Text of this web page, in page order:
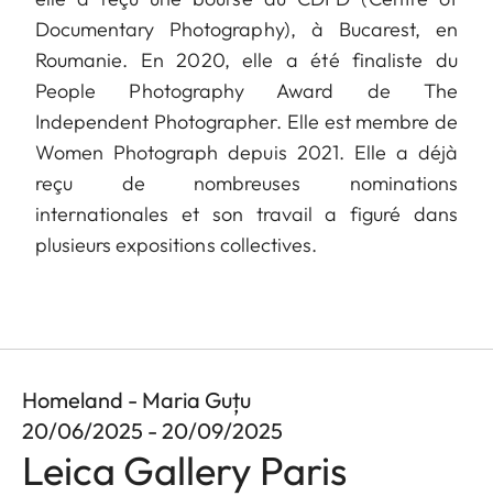
Documentary Photography), à Bucarest, en
Roumanie. En 2020, elle a été finaliste du
People Photography Award de The
Independent Photographer. Elle est membre de
Women Photograph depuis 2021. Elle a déjà
reçu de nombreuses nominations
internationales et son travail a figuré dans
plusieurs expositions collectives.
Homeland - Maria Guțu
20/06/2025 - 20/09/2025
Leica Gallery Paris